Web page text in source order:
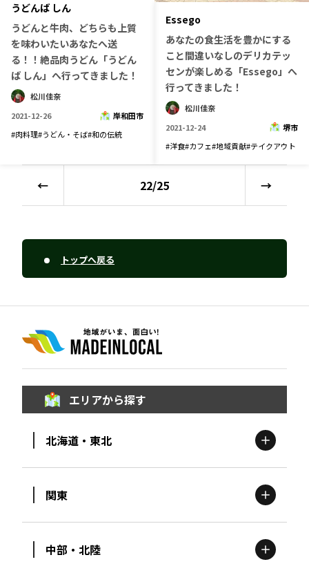
うどんば しん
うどんと牛肉、どちらも上質
を味わいたいあなたへ送
る！！絶品肉うどん「うどん
ば しん」へ行ってきました！
松川佳奈
2021-12-26
岸和田市
#肉料理#うどん・そば#和の伝統
Essego
あなたの食生活を豊かにする
こと間違いなしのデリカテッ
センが楽しめる「Essego」へ
行ってきました！
松川佳奈
2021-12-24
堺市
#洋食#カフェ#地域貢献#テイクアウト
← 22/25 →
トップへ戻る
エリアから探す
北海道・東北
関東
中部・北陸